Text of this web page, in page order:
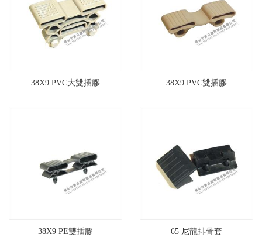
38X9 PVC大雙插膠 38X9 PVC雙插膠
38X9 PE雙插膠 65 尼龍排骨套